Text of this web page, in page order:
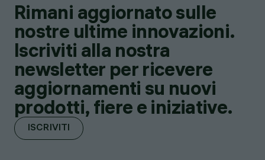
Rimani aggiornato sulle
nostre ultime innovazioni.
Iscriviti alla nostra
newsletter per ricevere
aggiornamenti su nuovi
prodotti, fiere e iniziative.
ISCRIVITI